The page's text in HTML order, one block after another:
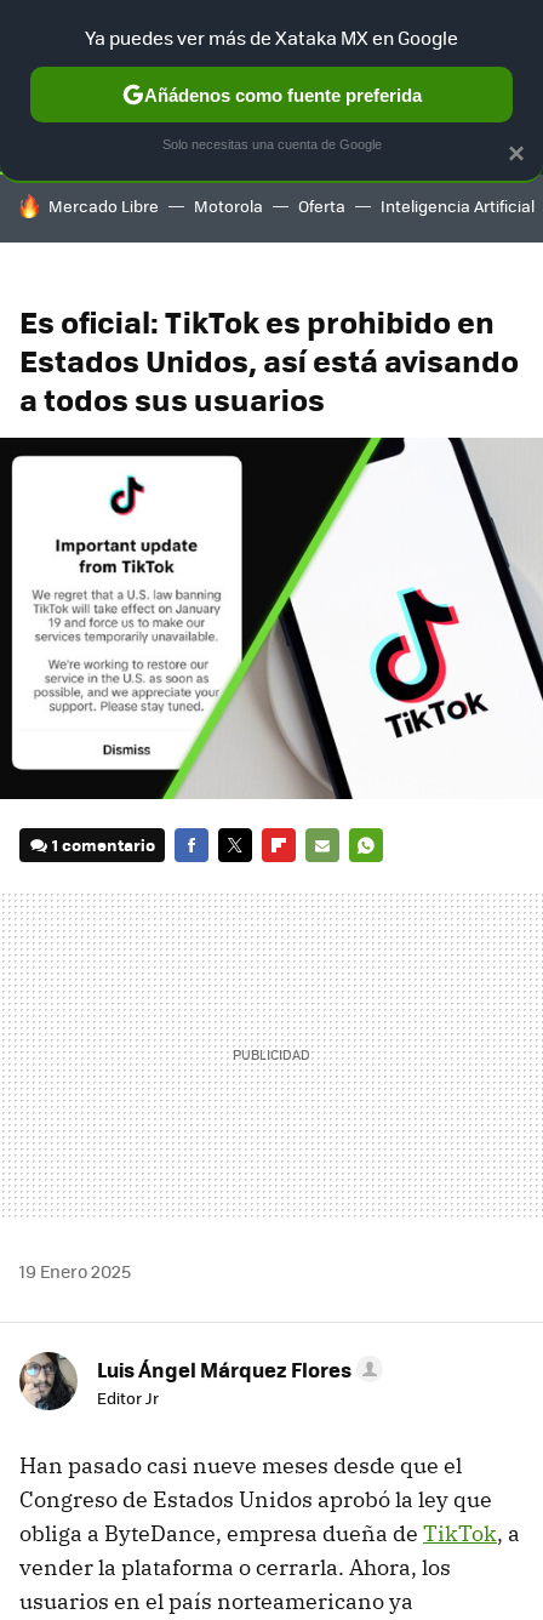
SELECCIÓN GAMING HOME AUTO TERRITORIO
HOY SE HABLA DE
Mercado Libre Motorola Oferta Inteligencia Artificial
Es oficial: TikTok es prohibido en
Estados Unidos, así está avisando
a todos sus usuarios
1 comentario
MAIL
19 Enero 2025
Luis Ángel Márquez Flores
Editor Jr
Han pasado casi nueve meses desde que el
Congreso de Estados Unidos aprobó la ley que
obliga a ByteDance, empresa dueña de TikTok, a
vender la plataforma o cerrarla. Ahora, los
usuarios en el país norteamericano ya
×
Ya puedes ver más de Xataka MX en Google
Añádenos como fuente preferida
Solo necesitas una cuenta de Google